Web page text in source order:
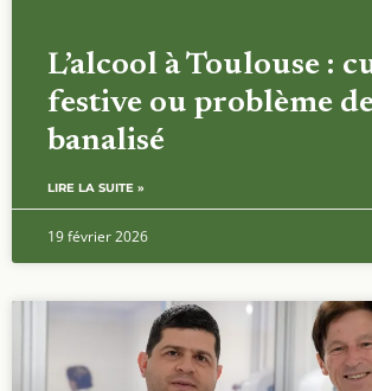
L’alcool à Toulouse :
festive ou problème
banalisé
LIRE LA SUITE »
19 février 2026